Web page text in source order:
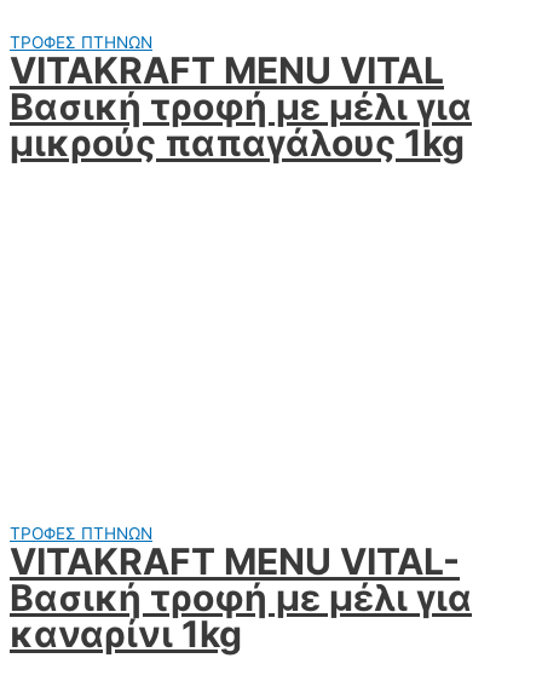
ΤΡΟΦΕΣ ΠΤΗΝΩΝ
VITAKRAFT MENU VITAL
Βασική τροφή με μέλι για
μικρούς παπαγάλους 1kg
ΤΡΟΦΕΣ ΠΤΗΝΩΝ
VITAKRAFT MENU VITAL-
Βασική τροφή με μέλι για
καναρίνι 1kg